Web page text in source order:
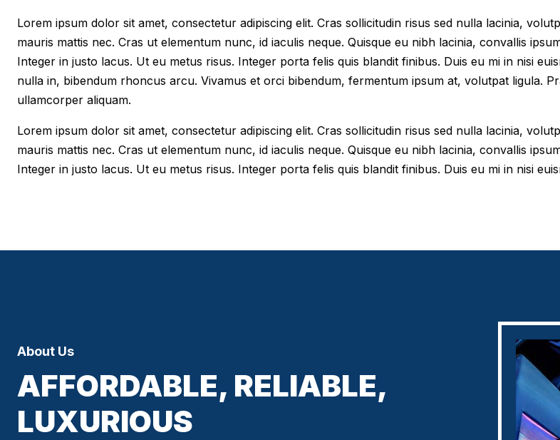
Lorem ipsum dolor sit amet, consectetur adipiscing elit. Cras sollicitudin risus sed nulla lacinia,
mauris mattis nec. Cras ut elementum nunc, id iaculis neque. Quisque eu nibh lacinia, convallis
Integer in justo lacus. Ut eu metus risus. Integer porta felis quis blandit finibus. Duis eu mi in nisi
nulla in, bibendum rhoncus arcu. Vivamus et orci bibendum, fermentum ipsum at, volutpat ligula.
ullamcorper aliquam.
Lorem ipsum dolor sit amet, consectetur adipiscing elit. Cras sollicitudin risus sed nulla lacinia,
mauris mattis nec. Cras ut elementum nunc, id iaculis neque. Quisque eu nibh lacinia, convallis
Integer in justo lacus. Ut eu metus risus. Integer porta felis quis blandit finibus. Duis eu mi in nisi
About Us
AFFORDABLE, RELIABLE,
LUXURIOUS